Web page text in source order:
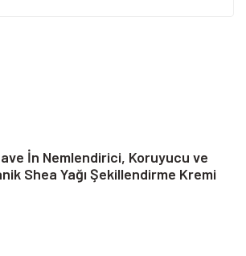
İn Nemlendirici, Koruyucu ve
Shea Yağı Şekillendirme Kremi